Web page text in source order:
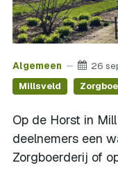
Algemeen 26
Millsveld
Op de Horst in
deelnemers een
Zorgboerderij of